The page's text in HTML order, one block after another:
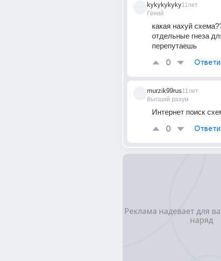
kykykykyky
Гений
11лет
какая нахуй
отдельные гнеза
перепутаешь
0
murzik99rus
Высший разум
11лет
Интернет поиск
0